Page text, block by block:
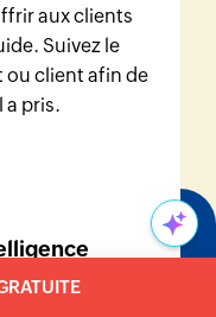
aux clients
Suivez le
ou client afin de
a pris.
bien équipé